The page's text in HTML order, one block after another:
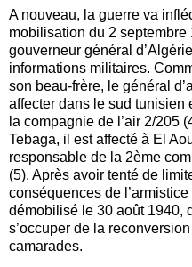
A nouveau, la guerre va
mobilisation du 2
gouverneur général
informations militaires.
son beau-frère, le général
affecter dans le sud tunisien
la compagnie de l’air 2/205
Tebaga, il est affecté à El
responsable de la 2ème
(5). Après avoir tenté de
conséquences de
démobilisé le 30 août 1940,
s’occuper de la
camarades.